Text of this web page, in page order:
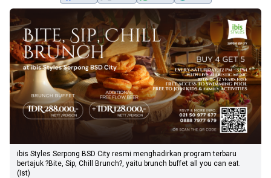
ibis Styles Serpong BSD City resmi menghadirkan program terbaru
bertajuk ?Bite, Sip, Chill Brunch?, yaitu brunch buffet all you can eat.
(Ist)